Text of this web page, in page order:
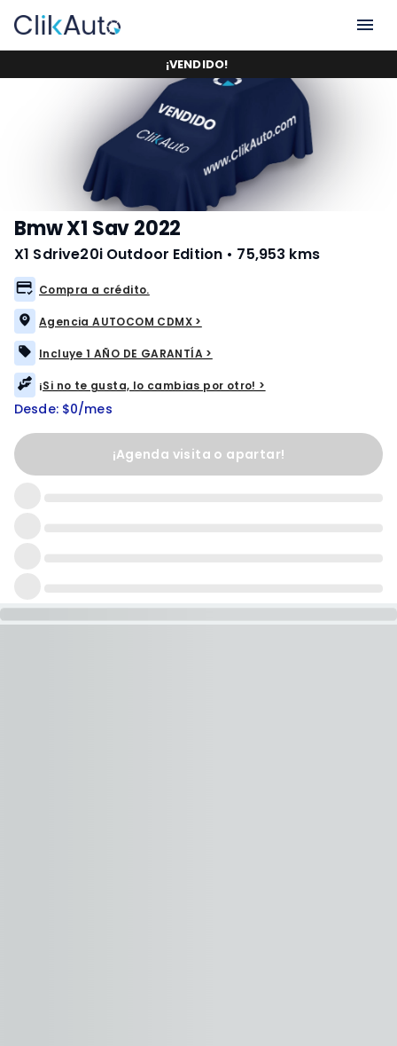
¡VENDIDO!
Bmw X1 Sav 2022
X1 Sdrive20i Outdoor Edition • 75,953 kms
Compra a crédito.
Agencia AUTOCOM CDMX >
Incluye 1 AÑO DE GARANTÍA >
¡Si no te gusta, lo cambias por otro! >
Desde: $0/mes
¡Agenda visita o apartar!